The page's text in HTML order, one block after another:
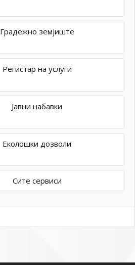
Градежно земјиште
Регистар на услуги
Јавни набавки
Еколошки дозволи
Сите сервиси